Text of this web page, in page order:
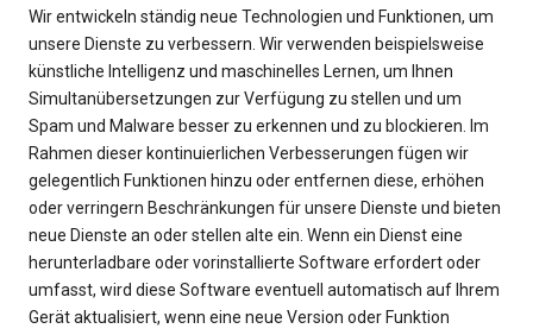
Wir entwickeln ständig neue Technologien und Funktionen, um
unsere Dienste zu verbessern. Wir verwenden beispielsweise
künstliche Intelligenz und maschinelles Lernen, um Ihnen
Simultanübersetzungen zur Verfügung zu stellen und um
Spam und Malware besser zu erkennen und zu blockieren. Im
Rahmen dieser kontinuierlichen Verbesserungen fügen wir
gelegentlich Funktionen hinzu oder entfernen diese, erhöhen
oder verringern Beschränkungen für unsere Dienste und bieten
neue Dienste an oder stellen alte ein. Wenn ein Dienst eine
herunterladbare oder vorinstallierte Software erfordert oder
umfasst, wird diese Software eventuell automatisch auf Ihrem
Gerät aktualisiert, wenn eine neue Version oder Funktion